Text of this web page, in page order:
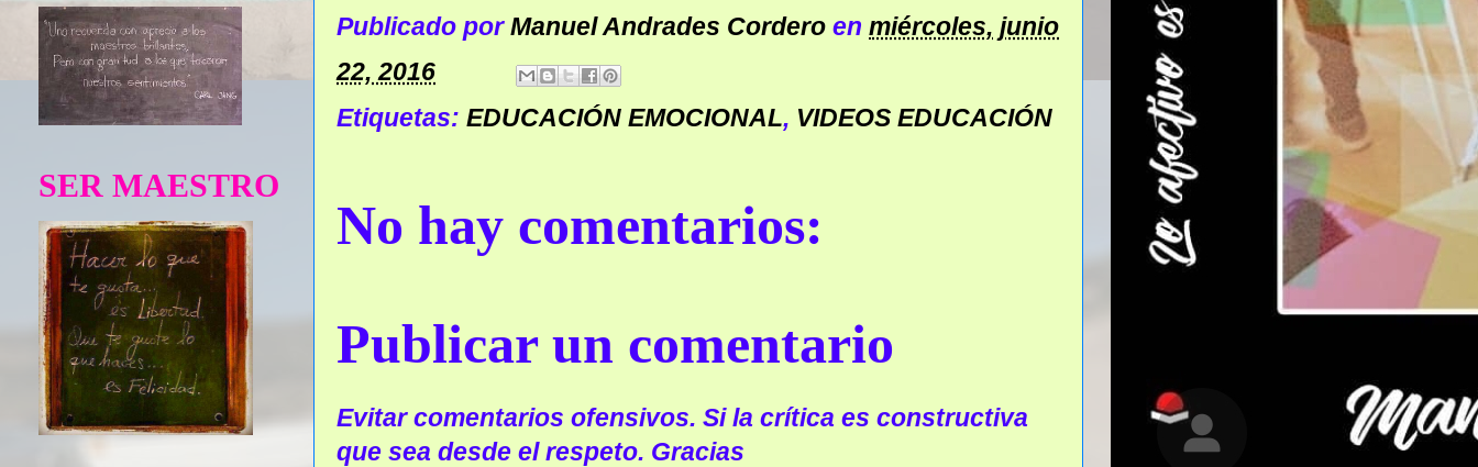
Publicado por Manuel Andrades Cordero en miércoles, junio
22, 2016
Etiquetas: EDUCACIÓN EMOCIONAL, VIDEOS EDUCACIÓN
No hay comentarios:
Publicar un comentario
Evitar comentarios ofensivos. Si la crítica es constructiva
que sea desde el respeto. Gracias
SER MAESTRO